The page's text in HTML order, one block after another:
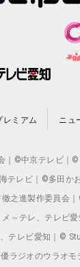
レミアム ニュ
｜©中京テレビ｜©
テレビ｜©多田か
之進製作委員会
～テレ、テレビ
テレビ愛知｜©
ラジオのウラオモ